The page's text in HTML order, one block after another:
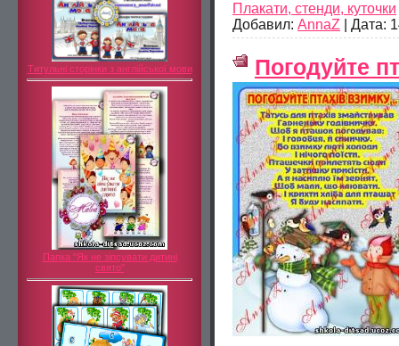
Титульні сторінки з англійської мови
Папка "Як не зіпсувати дитині
свято"
Плакати, стенди, куточки
Добавил: AnnaZ Дата:
Погодуйте